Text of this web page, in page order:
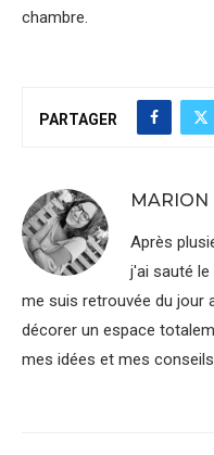
chambre.
PARTAGER
MARION
Après
j'ai sauté
me suis retrouvée du jour
décorer un espace
mes idées et mes